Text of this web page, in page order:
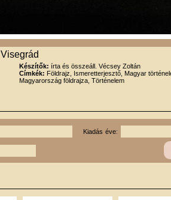
Visegrád
Készítők: írta és összeáll. Vécsey Zoltán
Címkék: Földrajz, Ismeretterjesztő, Magyar
Magyarország földrajza, Történelem
Kiadás éve: